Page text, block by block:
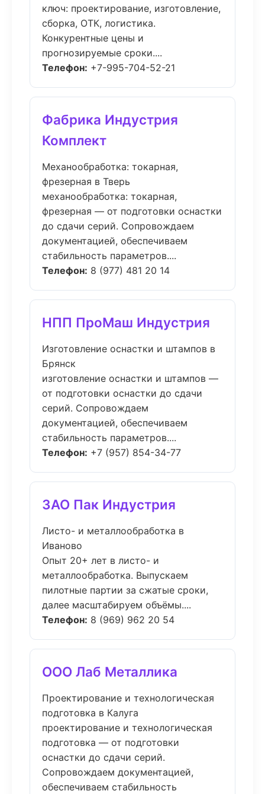
ключ: проектирование, изготовление,
сборка, ОТК, логистика.
Конкурентные цены и
прогнозируемые сроки....
Телефон: +7-995-704-52-21
Фабрика Индустрия
Комплект
Механообработка: токарная,
фрезерная в Тверь
механообработка: токарная,
фрезерная — от подготовки оснастки
до сдачи серий. Сопровождаем
документацией, обеспечиваем
стабильность параметров....
Телефон: 8 (977) 481 20 14
НПП ПроМаш Индустрия
Изготовление оснастки и штампов в
Брянск
изготовление оснастки и штампов —
от подготовки оснастки до сдачи
серий. Сопровождаем
документацией, обеспечиваем
стабильность параметров....
Телефон: +7 (957) 854-34-77
ЗАО Пак Индустрия
Листо- и металлообработка в
Иваново
Опыт 20+ лет в листо- и
металлообработка. Выпускаем
пилотные партии за сжатые сроки,
далее масштабируем объёмы....
Телефон: 8 (969) 962 20 54
ООО Лаб Металлика
Проектирование и технологическая
подготовка в Калуга
проектирование и технологическая
подготовка — от подготовки
оснастки до сдачи серий.
Сопровождаем документацией,
обеспечиваем стабильность